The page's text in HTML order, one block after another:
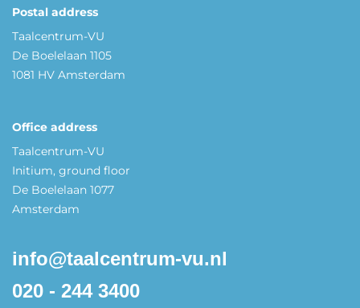
Postal address
Taalcentrum-VU
De Boelelaan 1105
1081 HV Amsterdam
Office address
Taalcentrum-VU
Initium, ground floor
De Boelelaan 1077
Amsterdam
info@taalcentrum-vu.nl
020 - 244 3400